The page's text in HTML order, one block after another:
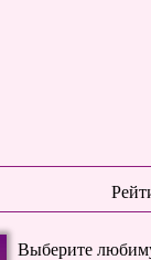
Выберите